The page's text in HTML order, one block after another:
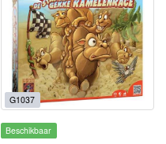
G1037
Beschikbaar